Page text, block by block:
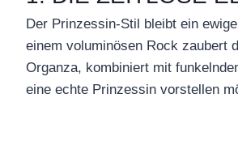
Der Prinzessin-Stil bleibt ein
einem voluminösen Rock zaubert
Organza, kombiniert mit
eine echte Prinzessin vorstellen